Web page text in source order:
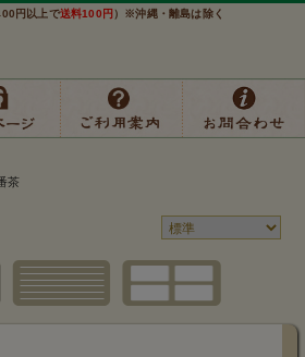
円以上で送料100円 ）※沖縄・離島は除く
茶